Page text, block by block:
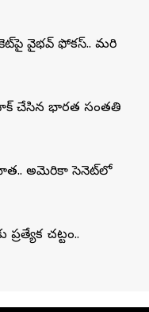
వైభవ్ ఫోకస్.. మరి
చేసిన భారత సంతతి
మోత.. అమెరికా సెనెట్‌లో
చట్టం..